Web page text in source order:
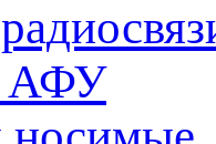
АФУ